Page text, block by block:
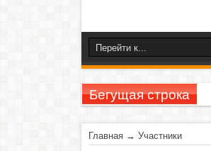
Бегущая строка
Главная → Участники